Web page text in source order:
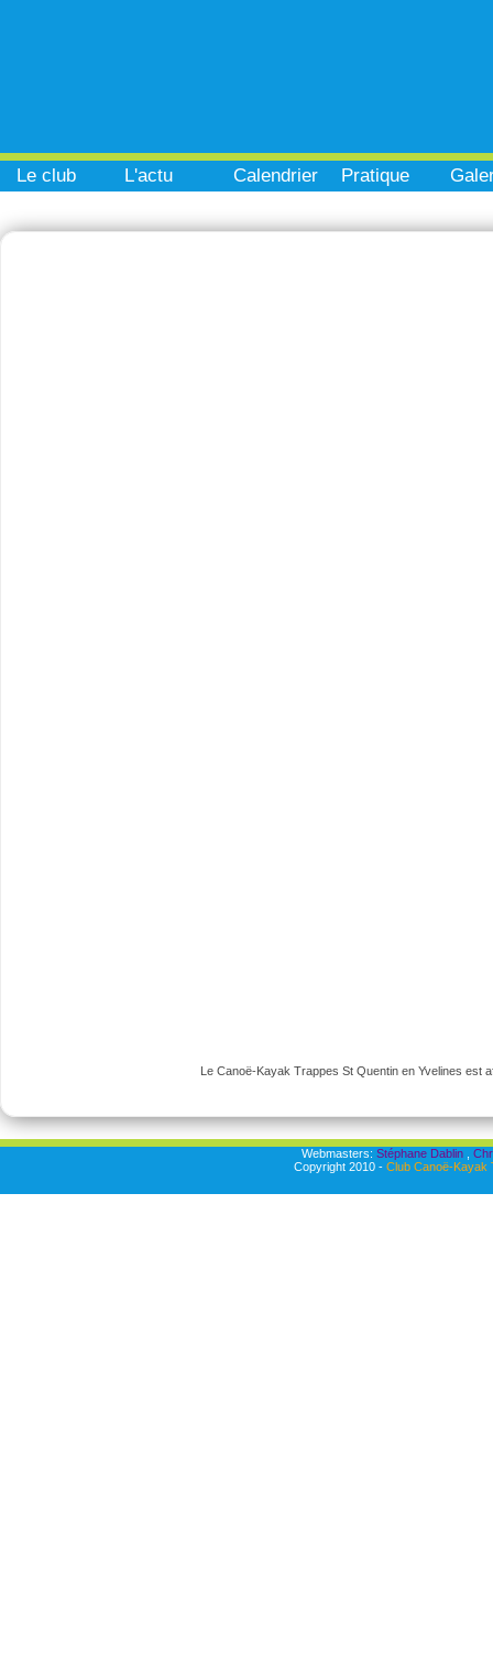
Le club L'actu Calendrier Pratique
Le Canoë-Kayak Trappes St Quentin en Yvelines est
Webmasters: Stéphane Dablin,
Copyright 2010 - Club Canoë-Kayak